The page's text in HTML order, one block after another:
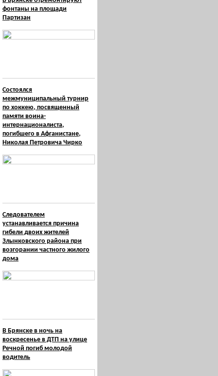
фонтаны на площади
Партизан
Состоялся
межмуниципальный турнир
по хоккею, посвященный
памяти воина-
интернационалиста,
погибшего в Афганистане,
Николая Петровича Чирко
Следователем
устанавливается причина
гибели двоих жителей
Злынковского района при
возгорании частного жилого
дома
В Брянске в ночь на
воскресенье в ДТП на улице
Речной погиб молодой
водитель